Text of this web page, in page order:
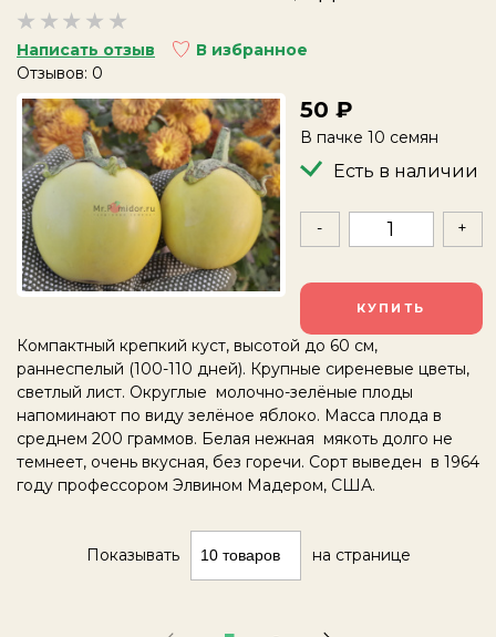
Отзывов: 0
Написать отзыв В избранное
50
В пачке 10 семян
Есть в наличии
- +
КУПИТЬ
Компактный крепкий куст, высотой до 60 см,
раннеспелый (100-110 дней). Крупные сиреневые цветы,
светлый лист. Округлые молочно-зелёные плоды
напоминают по виду зелёное яблоко. Масса плода в
среднем 200 граммов. Белая нежная мякоть долго не
темнеет, очень вкусная, без горечи. Сорт выведен в 1964
году профессором Элвином Мадером, США.
Показывать на странице